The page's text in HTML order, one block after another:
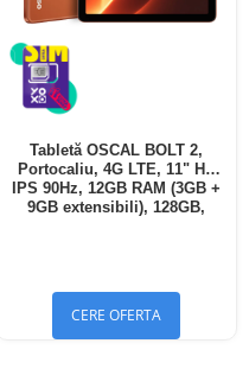
Tabletă OSCAL BOLT 2,
Portocaliu, 4G LTE, 11" HD
IPS 90Hz, 12GB RAM (3GB +
9GB extensibili), 128GB,
CERE OFERTA